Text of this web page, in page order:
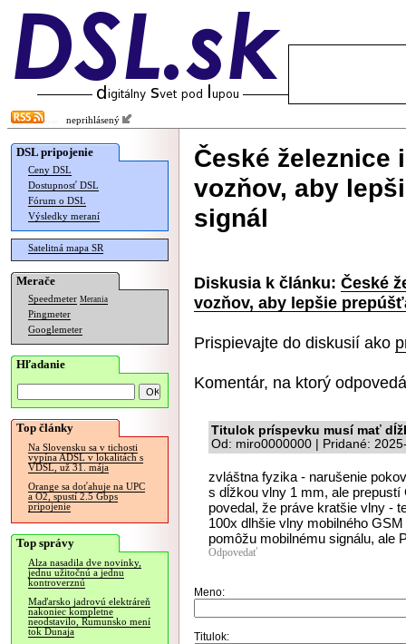
neprihlásený
DSL pripojenie
Ceny DSL
Dostupnosť DSL
Fórum o DSL
Výsledky meraní
Satelitná mapa SR
Merače
Speedmeter Merania
Pingmeter
Googlemeter
Hľadanie
Top články
Na Slovensku sa v tichosti
vypína ADSL v lokalitách s
VDSL, už 31. mája
Orange sa doťahuje na UPC
a O2, spustí 2.5 Gbps
pripojenie
Top správy
Alza nasadila dve novinky,
jednu užitočnú a jednu
kontroverznú
Maďarsko jadrovú elektráreň
nakoniec kompletne
neodstavilo, Rumunsko mení
tok Dunaja
České
vozňov, aby
signál
Diskusia k článku: České
vozňov, aby lepšie
Prispievajte do diskusií ako
Komentár, na ktorý
Titulok príspevku musí mať
Od: miro0000000 | Pridané:
zvláštna fyzika - narušenie
s dĺžkou vlny 1 mm, ale
povedal, že práve kratšie vlny -
100x dlhšie vlny mobilného
pomôžu mobilnému signálu, ale
Odpovedať
Meno:
Titulok: